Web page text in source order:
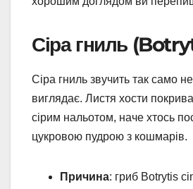
Сіра гниль
Сіра гниль звучить так само
виглядає. Листя хости
сірим нальотом, наче хтось
цукровою пудрою з кошмарів.
Причина: гриб Botrytis